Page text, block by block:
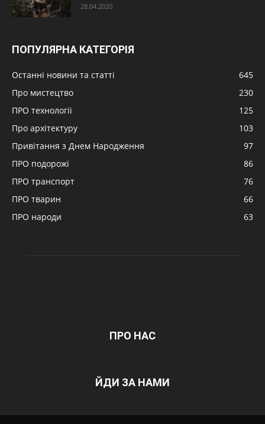
28.04.2020
ПОПУЛЯРНА КАТЕГОРІЯ
Останні новини та статті
645
Про мистецтво
230
ПРО технології
125
Про архітектуру
103
Привітання з Днем Народження
97
ПРО подорожі
86
ПРО транспорт
76
ПРО тварин
66
ПРО народи
63
ПРО НАС
ЙДИ ЗА НАМИ